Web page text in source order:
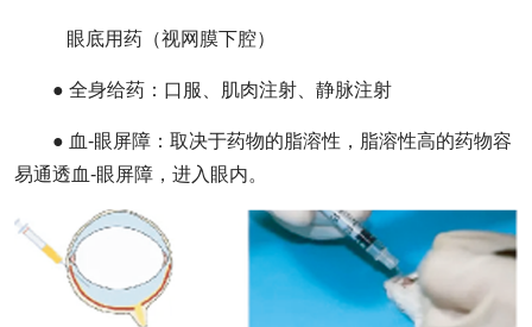
眼底用药（视网膜下腔）
● 全身给药：口服、肌肉注射、静脉注射
● 血-眼屏障：取决于药物的脂溶性，脂溶性高的药物容
易通透血-眼屏障，进入眼内。